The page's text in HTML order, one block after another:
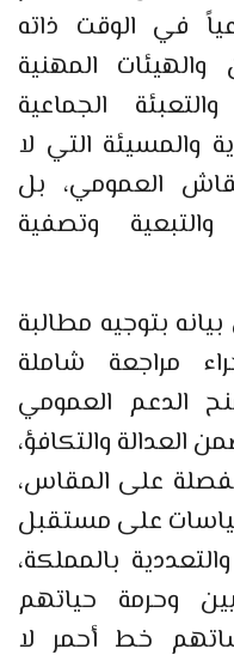
في الوقت ذاته
والهيئات المهنية
الجماعية
والمسيئة التي لا
العمومي، بل
وتصفية
بتوجيه مطالبة
مراجعة شاملة
الدعم العمومي
العدالة والتكافؤ،
على المقاس،
على مستقبل
بالمملكة،
وحرمة حياتهم
خط أحمر لا